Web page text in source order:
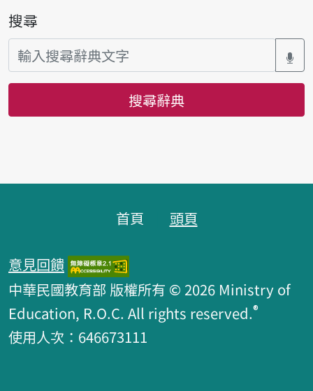
搜尋
搜尋辭典
首頁 頭頁
意見回饋
中華民國教育部 版權所有 © 2026 Ministry of
Education, R.O.C. All rights reserved.®
使用人次：646673111